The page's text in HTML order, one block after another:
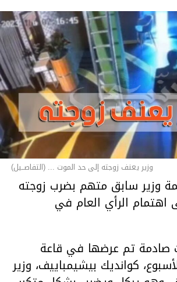
وزير يعنف زوجته إلى حد الموت ... (التفاصــيل)
وزير سابق متهم بضرب زوجته
الرأي العام في
صادمة تم عرضها في قاعة
كوانديك بيشيمباييف، وزير